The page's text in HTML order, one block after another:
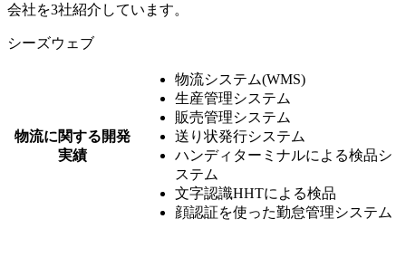
会社を3社紹介しています。
シーズウェブ
物流に関する開発
実績
物流システム(WMS)
生産管理システム
販売管理システム
送り状発行システム
ハンディターミナルによる検品シ
ステム
⽂字認識HHTによる検品
顔認証を使った勤怠管理システム